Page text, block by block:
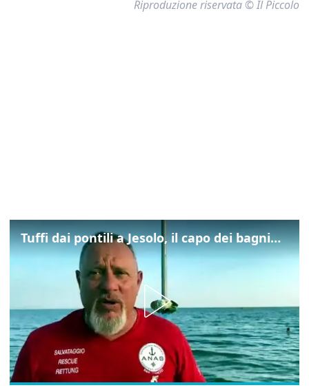
Riproduzione riservata © Il Piccolo
Tuffi dai pontili a Jesolo, il capo dei bagnini: "L'impegno di tutti per evitare altre tragedie"